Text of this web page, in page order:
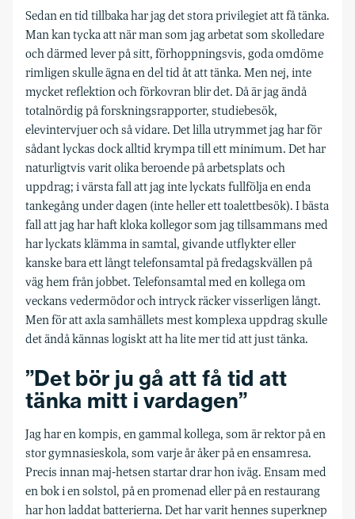
Sedan en tid tillbaka har jag det stora privilegiet att få tänka.
Man kan tycka att när man som jag arbetat som skolledare
och därmed lever på sitt, förhoppningsvis, goda omdöme
rimligen skulle ägna en del tid åt att tänka. Men nej, inte
mycket reflektion och förkovran blir det. Då är jag ändå
totalnördig på forskningsrapporter, studiebesök,
elevintervjuer och så vidare. Det lilla utrymmet jag har för
sådant lyckas dock alltid krympa till ett minimum. Det har
naturligtvis varit olika beroende på arbetsplats och
uppdrag; i värsta fall att jag inte lyckats fullfölja en enda
tankegång under dagen (inte heller ett toalettbesök). I bästa
fall att jag har haft kloka kollegor som jag tillsammans med
har lyckats klämma in samtal, givande utflykter eller
kanske bara ett långt telefonsamtal på fredagskvällen på
väg hem från jobbet. Telefonsamtal med en kollega om
veckans vedermödor och intryck räcker visserligen långt.
Men för att axla samhällets mest komplexa uppdrag skulle
det ändå kännas logiskt att ha lite mer tid att just tänka.
”Det bör ju gå att få tid att
tänka mitt i vardagen”
Jag har en kompis, en gammal kollega, som är rektor på en
stor gymnasieskola, som varje år åker på en ensamresa.
Precis innan maj-hetsen startar drar hon iväg. Ensam med
en bok i en solstol, på en promenad eller på en restaurang
har hon laddat batterierna. Det har varit hennes superknep